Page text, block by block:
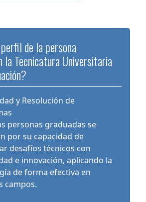
de la persona
la Tecnicatura Universitaria
y Resolución de
personas graduadas se
por su capacidad de
desafíos técnicos con
e innovación, aplicando la
de forma efectiva en
campos.